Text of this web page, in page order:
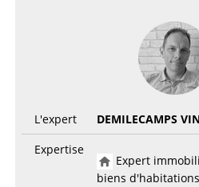
L'expert
DEMILECAMPS
Expertise
Expert
biens d'habitations